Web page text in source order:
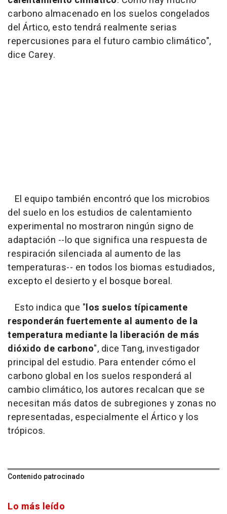
carbono almacenado en los suelos congelados
del Ártico, esto tendrá realmente serias
repercusiones para el futuro cambio climático",
dice Carey.
El equipo también encontró que los microbios
del suelo en los estudios de calentamiento
experimental no mostraron ningún signo de
adaptación --lo que significa una respuesta de
respiración silenciada al aumento de las
temperaturas-- en todos los biomas estudiados,
excepto el desierto y el bosque boreal.
Esto indica que "los suelos típicamente
responderán fuertemente al aumento de la
temperatura mediante la liberación de más
dióxido de carbono", dice Tang, investigador
principal del estudio. Para entender cómo el
carbono global en los suelos responderá al
cambio climático, los autores recalcan que se
necesitan más datos de subregiones y zonas no
representadas, especialmente el Ártico y los
trópicos.
Contenido patrocinado
Lo más leído